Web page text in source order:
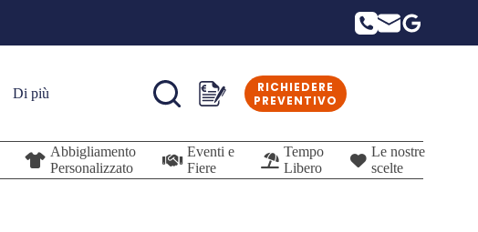
Di più Carrello
RICHIEDERE
PREVENTIVO
Abbigliamento
Personalizzato
Eventi e
Fiere
Tempo
Libero
Le nostre
scelte